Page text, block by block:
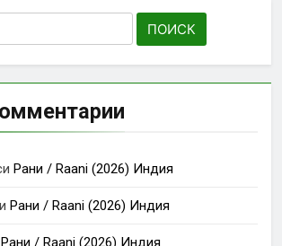
Рани / Raani (2026) Индия
Рани / Raani (2026) Индия
Рани / Raani (2026) Индия